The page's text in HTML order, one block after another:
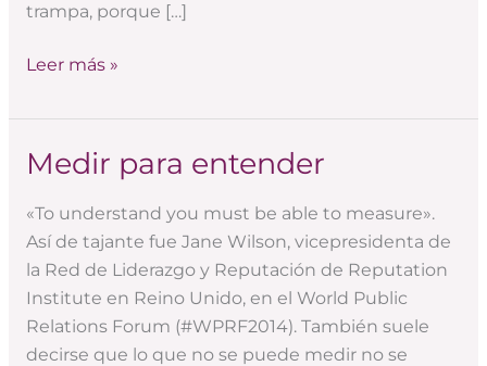
trampa, porque […]
Leer más »
Medir para entender
«To understand you must be able to measure».
Así de tajante fue Jane Wilson, vicepresidenta de
la Red de Liderazgo y Reputación de Reputation
Institute en Reino Unido, en el World Public
Relations Forum (#WPRF2014). También suele
decirse que lo que no se puede medir no se
Medir
entender